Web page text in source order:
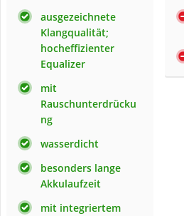
ausgezeichnete
Klangqualität;
hocheffizienter
Equalizer
mit
Rauschunterdrücku
ng
wasserdicht
besonders lange
Akkulaufzeit
mit integriertem